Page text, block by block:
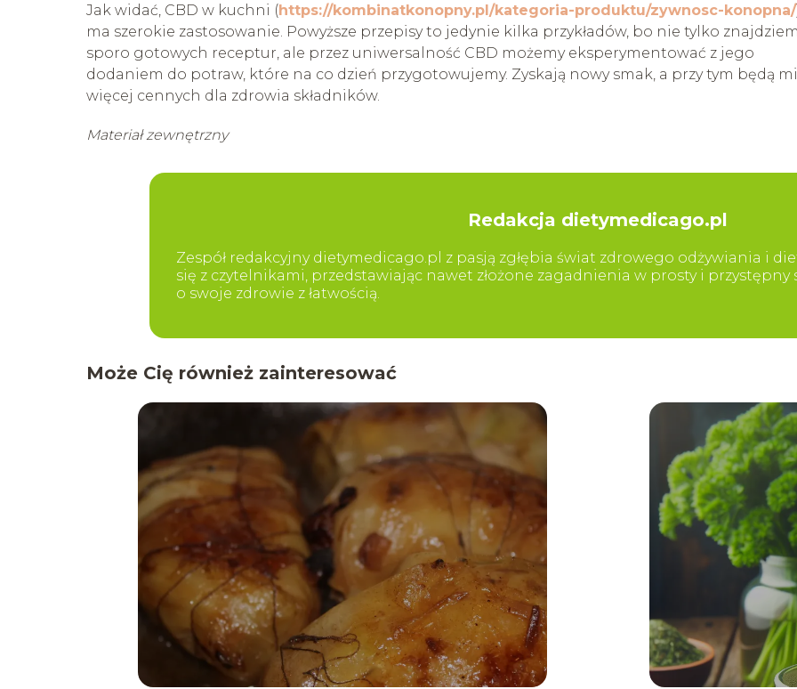
Jak widać, CBD w kuchni (https://kombinatkonopny.pl/kategoria-produktu/zywnosc-konopna/
ma szerokie zastosowanie. Powyższe przepisy to jedynie kilka przykładów, bo nie tylko
sporo gotowych receptur, ale przez uniwersalność CBD możemy eksperymentować z jego
dodaniem do potraw, które na co dzień przygotowujemy. Zyskają nowy smak, a przy tym będą
więcej cennych dla zdrowia składników.
Materiał zewnętrzny
Redakcja dietymedicago.pl
Zespół redakcyjny dietymedicago.pl z pasją zgłębia świat zdrowego odżywiania i
się z czytelnikami, przedstawiając nawet złożone zagadnienia w prosty i przystępny
o swoje zdrowie z łatwością.
Może Cię również zainteresować